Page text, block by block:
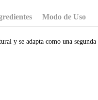
Modo de Uso
y se adapta como una